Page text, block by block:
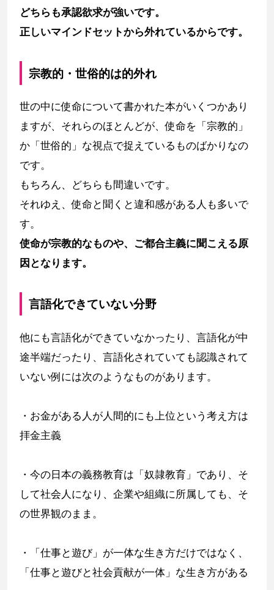
どちらも承認欲求が強いです。
正しいマインドセットから外れているからです。
宗教的・世俗的は的外れ
世の中に使命について書かれた本がいくつかあり
ますが、それらのほとんどが、使命を「宗教的」
か「世俗的」な視点で捉えているものばかりなの
です。
もちろん、どちらも間違いです。
それゆえ、使命と聞くと違和感がある人も多いで
す。
使命が宗教的なものや、ご都合主義に聞こえる原
因となります。
言語化できていない分野
他にも言語化ができていなかったり、言語化が中
途半端だったり、言語化されていても認識されて
いない例には次のようなものがあります。
・お金がある人が人間的にも上位という考え方は
拝金主義
・今の日本の義務教育は「奴隷教育」であり、そ
して社会人になり、企業や組織に所属しても、そ
の世界観のまま。
・「仕事と遊び」が一体な生き方だけではなく、
「仕事と遊びと社会貢献が一体」な生き方がある